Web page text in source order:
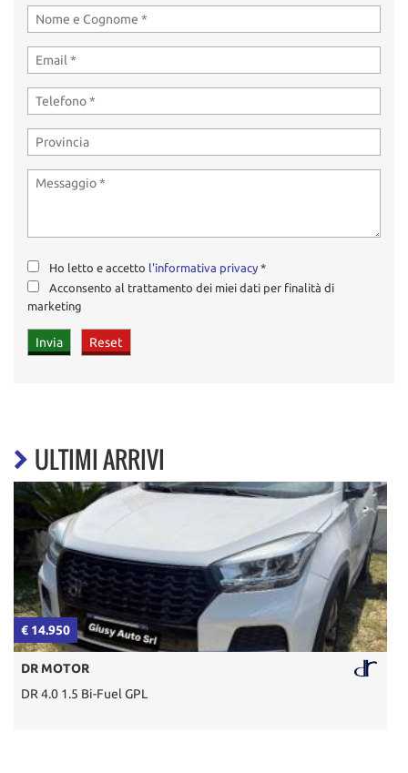
Ho letto e accetto l'informativa privacy *
Acconsento al trattamento dei miei dati per finalità di
marketing
ULTIMI ARRIVI
€ 14.950
DR MOTOR
DR 4.0 1.5 Bi-Fuel GPL